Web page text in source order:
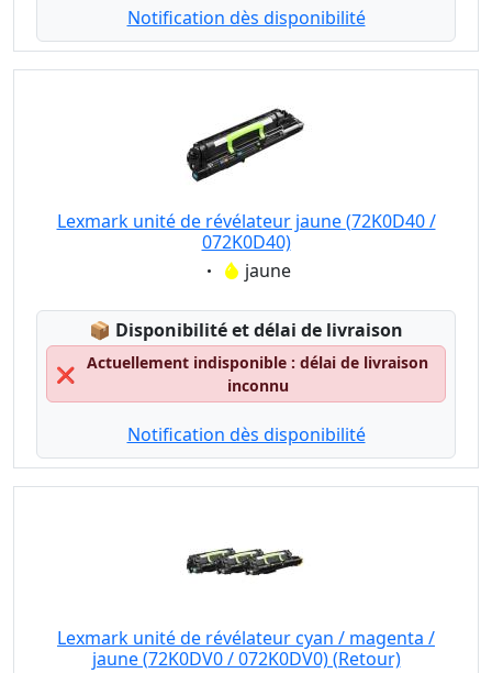
Notification dès disponibilité
Lexmark unité de révélateur jaune (72K0D40 /
072K0D40)
Eigenschaft:
jaune
📦 Lagerstatus:
Disponibilité et délai de livraison
❌
Actuellement indisponible : délai de livraison
inconnu
Notification dès disponibilité
Lexmark unité de révélateur cyan / magenta /
jaune (72K0DV0 / 072K0DV0) (Retour)